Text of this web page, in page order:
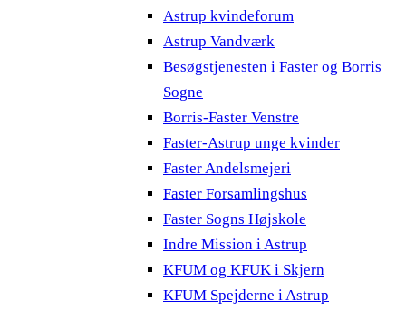
Astrup kvindeforum
Astrup Vandværk
Besøgstjenesten i Faster og Borris
Sogne
Borris-Faster Venstre
Faster-Astrup unge kvinder
Faster Andelsmejeri
Faster Forsamlingshus
Faster Sogns Højskole
Indre Mission i Astrup
KFUM og KFUK i Skjern
KFUM Spejderne i Astrup